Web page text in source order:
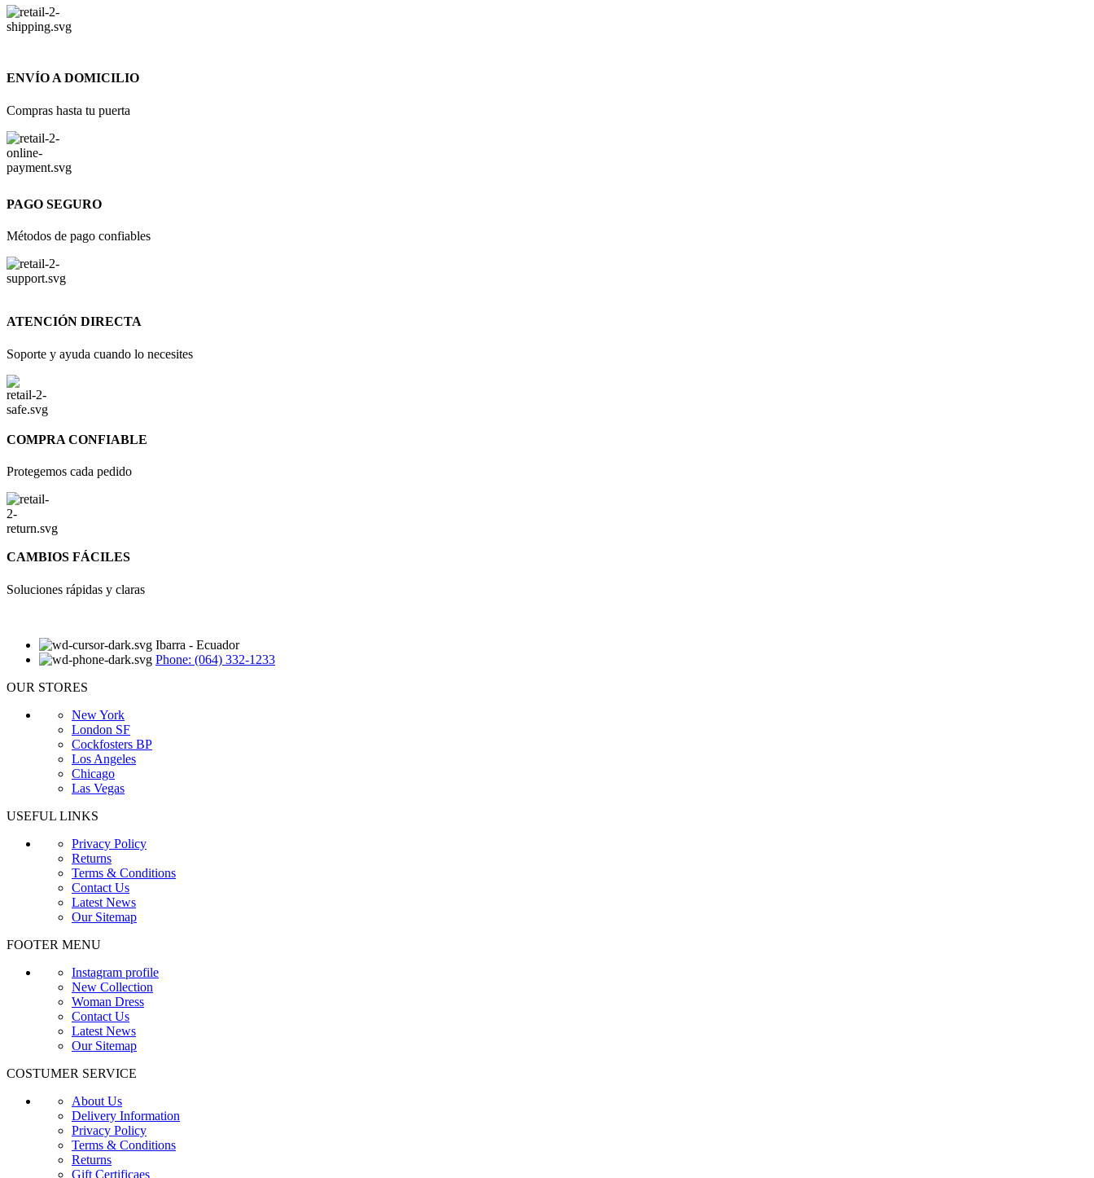
ENVÍO A DOMICILIO
Compras hasta tu puerta
PAGO SEGURO
Métodos de pago confiables
ATENCIÓN DIRECTA
Soporte y ayuda cuando lo necesites
COMPRA CONFIABLE
Protegemos cada pedido
CAMBIOS FÁCILES
Soluciones rápidas y claras
Ibarra - Ecuador
Phone: (064) 332-1233
OUR STORES
New York
London SF
Cockfosters BP
Los Angeles
Chicago
Las Vegas
USEFUL LINKS
Privacy Policy
Returns
Terms & Conditions
Contact Us
Latest News
Our Sitemap
FOOTER MENU
Instagram profile
New Collection
Woman Dress
Contact Us
Latest News
Our Sitemap
COSTUMER SERVICE
About Us
Delivery Information
Privacy Policy
Terms & Conditions
Returns
Gift Certificaes